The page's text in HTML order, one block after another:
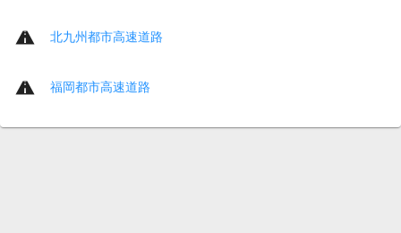
北九州都市高速道路
福岡都市高速道路